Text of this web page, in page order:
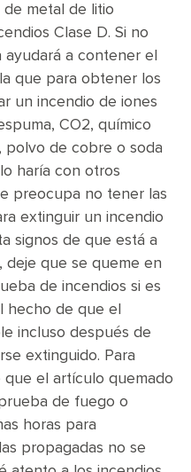
metal de litio
Clase D. Si no
a contener el
que para obtener los
un incendio de iones
CO2, químico
polvo de cobre o soda
haría con otros
preocupa no tener las
extinguir un incendio
signos de que está a
deje que se queme en
de incendios si es
hecho de que el
incluso después de
extinguido. Para
el artículo quemado
de fuego o
horas para
propagadas no se